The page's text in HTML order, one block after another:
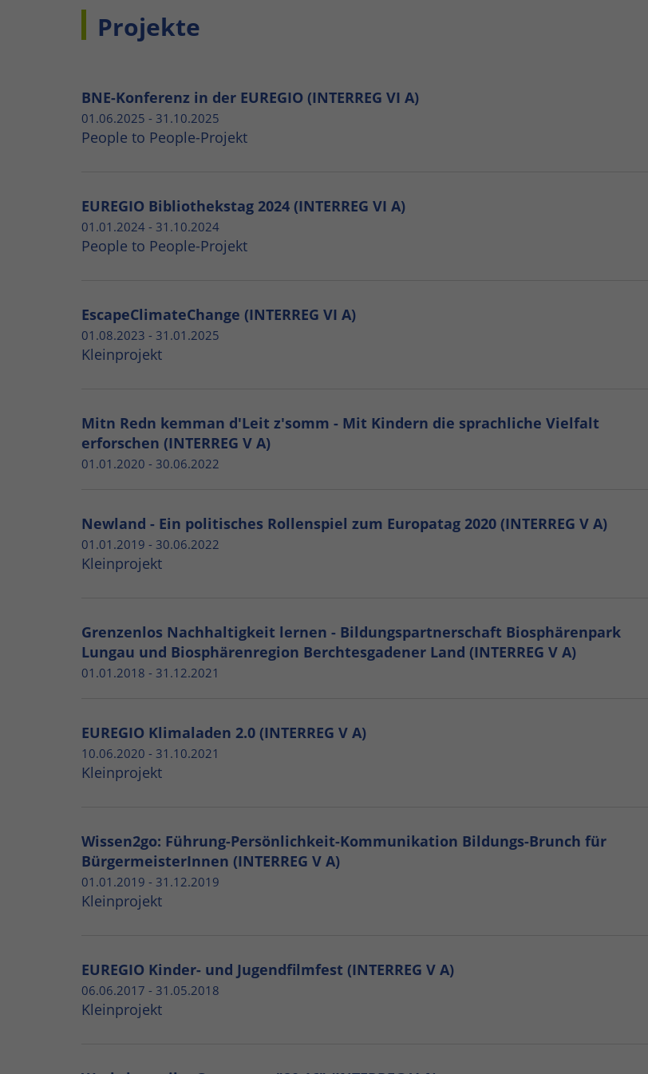
Projekte
BNE-Konferenz in der EUREGIO (INTERREG VI A)
01.06.2025 - 31.10.2025
People to People-Projekt
EUREGIO Bibliothekstag 2024 (INTERREG VI A)
01.01.2024 - 31.10.2024
People to People-Projekt
EscapeClimateChange (INTERREG VI A)
01.08.2023 - 31.01.2025
Kleinprojekt
Mitn Redn kemman d'Leit z'somm - Mit Kindern die sprachliche Vielfalt
erforschen (INTERREG V A)
01.01.2020 - 30.06.2022
Newland - Ein politisches Rollenspiel zum Europatag 2020 (INTERREG V A)
01.01.2019 - 30.06.2022
Kleinprojekt
Grenzenlos Nachhaltigkeit lernen - Bildungspartnerschaft Biosphärenpark
Lungau und Biosphärenregion Berchtesgadener Land (INTERREG V A)
01.01.2018 - 31.12.2021
EUREGIO Klimaladen 2.0 (INTERREG V A)
10.06.2020 - 31.10.2021
Kleinprojekt
Wissen2go: Führung-Persönlichkeit-Kommunikation Bildungs-Brunch für
BürgermeisterInnen (INTERREG V A)
01.01.2019 - 31.12.2019
Kleinprojekt
EUREGIO Kinder- und Jugendfilmfest (INTERREG V A)
06.06.2017 - 31.05.2018
Kleinprojekt